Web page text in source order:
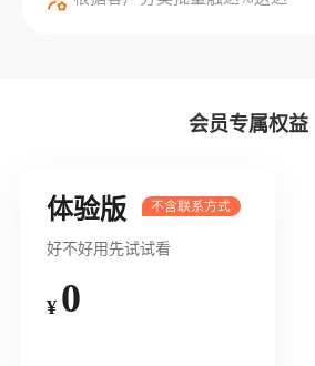
会员专属权益
体验版
好不好用先试试看
¥ 0